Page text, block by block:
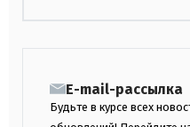
E-mail-рассылка
Будьте в курсе всех